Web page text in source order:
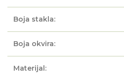
Boja stakla:
Boja okvira:
Materijal: